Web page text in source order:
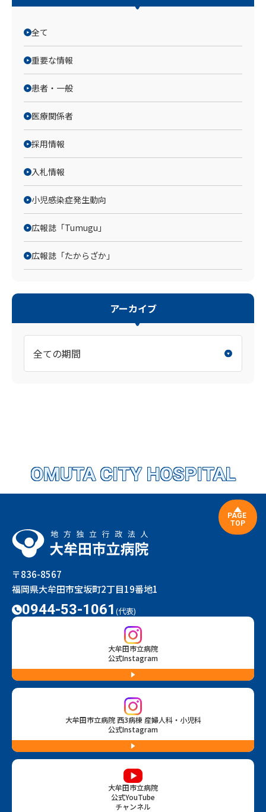
全て
重要な情報
患者・一般
医療関係者
採用情報
入札情報
小児感染症発生動向
広報誌「Tumugu」
広報誌「たからざか」
アーカイブ
OMUTA CITY HOSPITAL
〒836-8567
福岡県大牟田市宝坂町2丁目19番地1
0944-53-1061 (代表)
大牟田市立病院
公式Instagram
大牟田市立病院 西3病棟 産婦人科・小児科
公式Instagram
大牟田市立病院
公式YouTube
チャンネル
PAGE
TOP